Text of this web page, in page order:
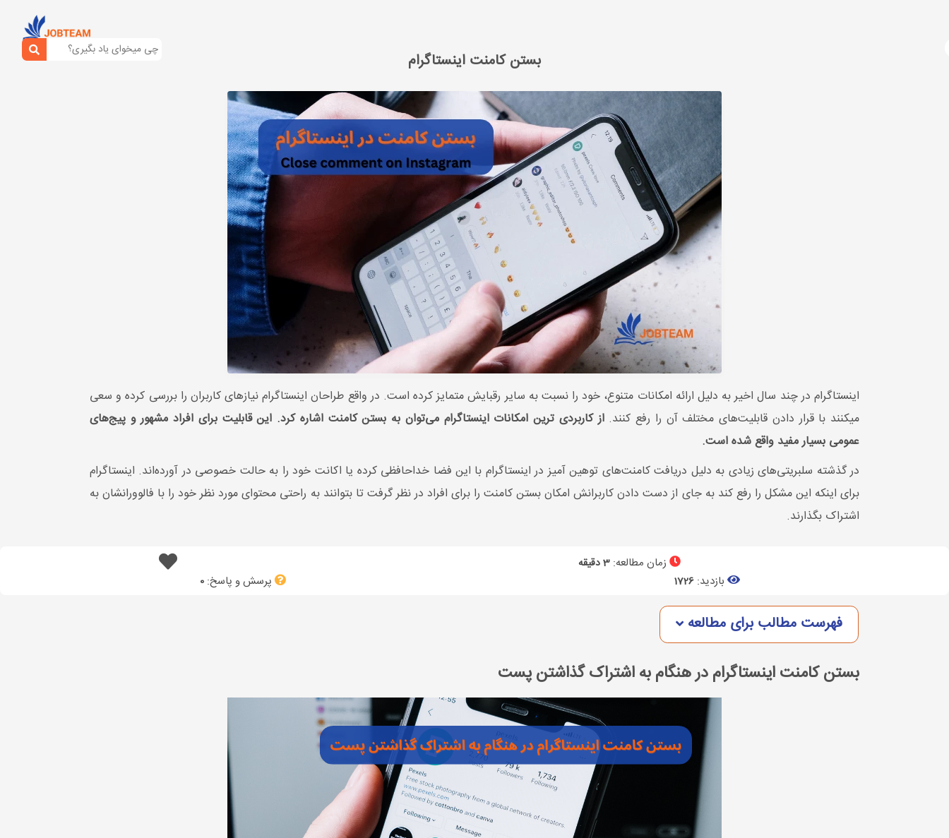
بستن کامنت اینستاگرام
اینستاگرام در چند سال اخیر به دلیل ارائه امکانات متنوع، خود را نسبت به سایر رقبایش متمایز کرده است. در واقع طراحان اینستاگرام نیازهای کاربران را بررسی کرده و سعی
میکنند با قرار دادن قابلیت‌های مختلف آن را رفع کنند.از کاربردی ترین امکانات اینستاگرام می‌توان به بستن کامنت اشاره کرد. این قابلیت برای افراد مشهور و پیج‌های
عمومی بسیار مفید واقع شده است.
در گذشته سلبریتی‌های زیادی به دلیل دریافت کامنت‌های توهین آمیز در اینستاگرام با این فضا خداحافظی کرده یا اکانت خود را به حالت خصوصی در آورده‌اند. اینستاگرام
برای اینکه این مشکل را رفع کند به جای از دست دادن کاربرانش امکان بستن کامنت را برای افراد در نظر گرفت تا بتوانند به راحتی محتوای مورد نظر خود را با فالوورانشان به
اشتراک بگذارند.
زمان مطالعه:3 دقیقه
بازدید:1726 پرسش و پاسخ:0
فهرست مطالب برای مطالعه
بستن کامنت اینستاگرام در هنگام به اشتراک گذاشتن پست